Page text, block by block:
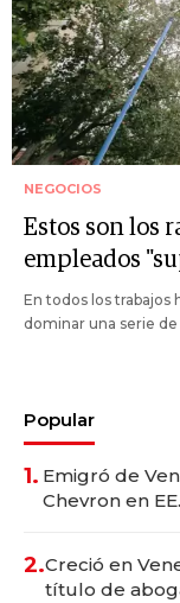
NEGOCIOS
Estos son los
empleados
En todos los trabajos
dominar una serie
Popular
1. Emigró de
Chevron en
2.Creció en
título de